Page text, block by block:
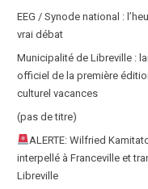
EEG / Synode national :
vrai débat
Municipalité de Libreville :
officiel de la première
culturel vacances
(pas de titre)
ALERTE: Wilfried
interpellé à Franceville et
Libreville